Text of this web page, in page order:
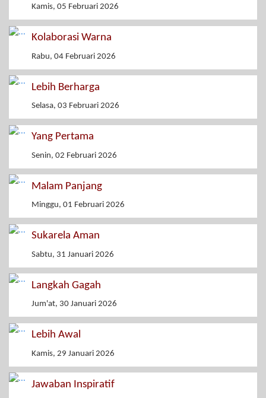
Kamis, 05 Februari 2026
Kolaborasi Warna
Rabu, 04 Februari 2026
Lebih Berharga
Selasa, 03 Februari 2026
Yang Pertama
Senin, 02 Februari 2026
Malam Panjang
Minggu, 01 Februari 2026
Sukarela Aman
Sabtu, 31 Januari 2026
Langkah Gagah
Jum'at, 30 Januari 2026
Lebih Awal
Kamis, 29 Januari 2026
Jawaban Inspiratif